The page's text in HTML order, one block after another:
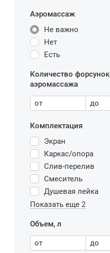
Аэромассаж
Не важно
Нет
Есть
Количество форсунок
аэромассажа
от до
Комплектация
Экран
Каркас/опора
Слив-перелив
Смеситель
Душевая лейка
Показать еще 2
Объем, л
от до